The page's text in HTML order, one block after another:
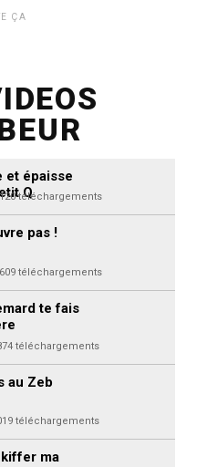
ÇA
et épaisse
Q
téléchargements
pas !
téléchargements
te fais
téléchargements
au Zeb
téléchargements
kiffer ma